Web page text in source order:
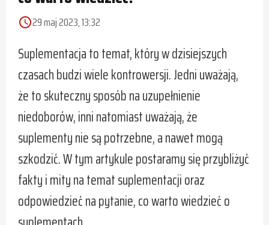
access_time29 maj 2023, 13:32
Suplementacja to temat, który w dzisiejszych
czasach budzi wiele kontrowersji. Jedni uważają,
że to skuteczny sposób na uzupełnienie
niedoborów, inni natomiast uważają, że
suplementy nie są potrzebne, a nawet mogą
szkodzić. W tym artykule postaramy się przybliżyć
fakty i mity na temat suplementacji oraz
odpowiedzieć na pytanie, co warto wiedzieć o